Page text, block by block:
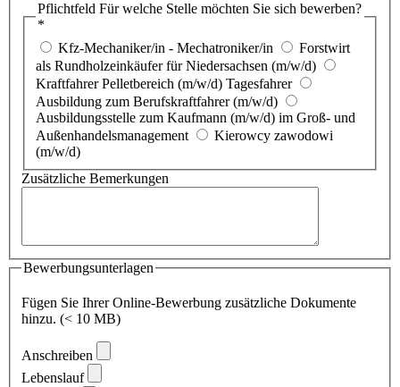
Pflichtfeld Für welche Stelle möchten Sie sich bewerben?
*
Kfz-Mechaniker/in - Mechatroniker/in
Forstwirt
als Rundholzeinkäufer für Niedersachsen (m/w/d)
Kraftfahrer Pelletbereich (m/w/d) Tagesfahrer
Ausbildung zum Berufskraftfahrer (m/w/d)
Ausbildungsstelle zum Kaufmann (m/w/d) im Groß- und
Außenhandelsmanagement
Kierowcy zawodowi
(m/w/d)
Zusätzliche Bemerkungen
Bewerbungsunterlagen
Fügen Sie Ihrer Online-Bewerbung zusätzliche Dokumente
hinzu. (< 10 MB)
Anschreiben
Lebenslauf